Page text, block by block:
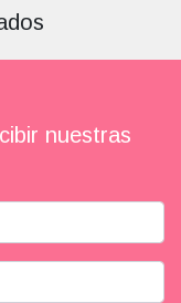
nuestras